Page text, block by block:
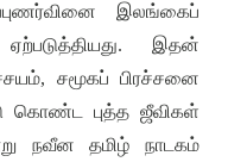
இலங்கைப்
. இதன்
, சமூகப் பிரச்சனை
கொண்ட புத்த ஜீவிகள்
நவீன தமிழ் நாடகம்